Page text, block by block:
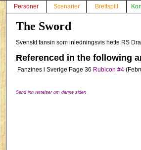
Personer Scenarier Brettspill
The Sword
Svenskt fansin som inledningsvis hette RS
Referenced in the following
Fanzines i Sverige Page 36 Rubicon #4
Send inn rettelser om denne siden